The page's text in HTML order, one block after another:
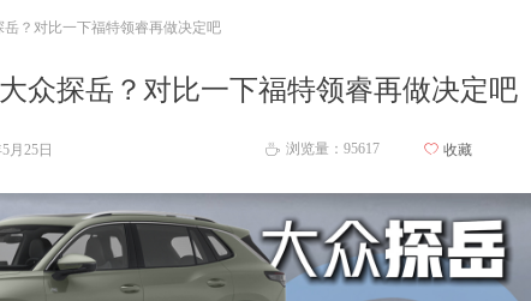
众探岳？对比一下福特领睿再做决定吧
岳？对比一下福特领睿再做决定吧
月25日 ꄘ 浏览量：95617 ꄀ 收藏